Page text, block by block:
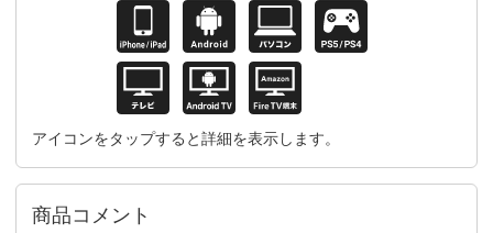
アイコンをタップすると詳細を表示します。
商品コメント